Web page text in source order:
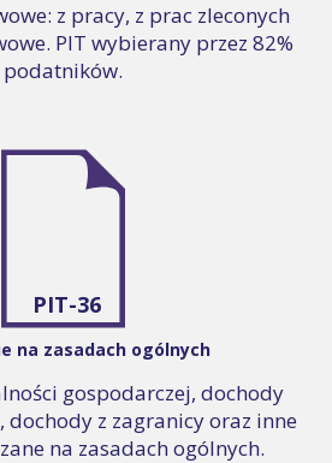
z pracy, z prac zleconych
PIT wybierany przez 82%
podatników.
PIT-36
na zasadach ogólnych
gospodarczej, dochody
dochody z zagranicy oraz inne
na zasadach ogólnych.